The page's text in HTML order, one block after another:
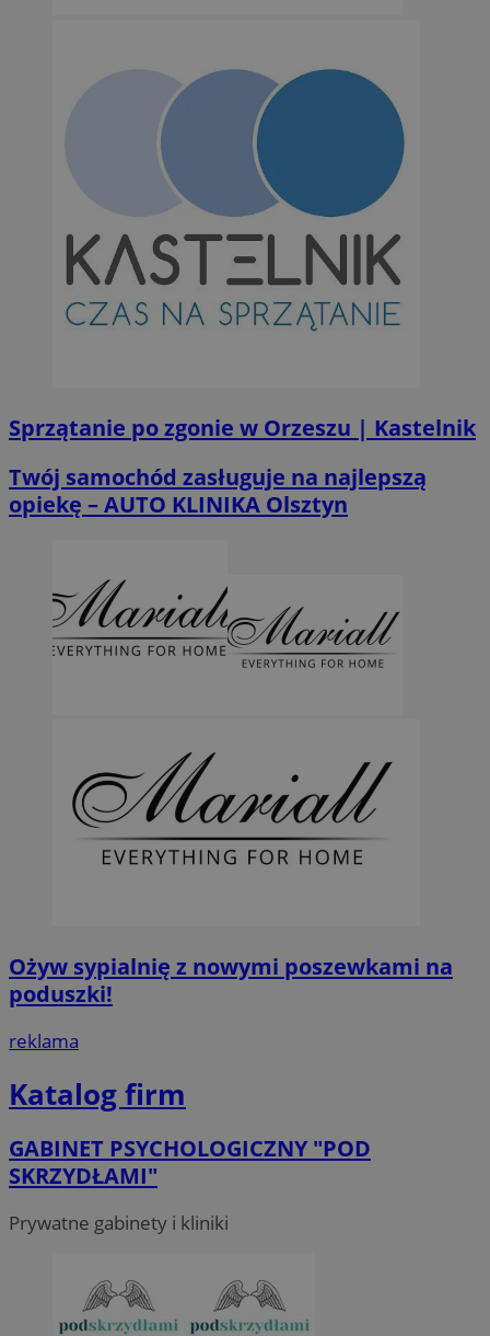
Sprzątanie po zgonie w Orzeszu | Kastelnik
Twój samochód zasługuje na najlepszą
opiekę – AUTO KLINIKA Olsztyn
Ożyw sypialnię z nowymi poszewkami na
poduszki!
reklama
Katalog firm
GABINET PSYCHOLOGICZNY "POD
SKRZYDŁAMI"
Prywatne gabinety i kliniki